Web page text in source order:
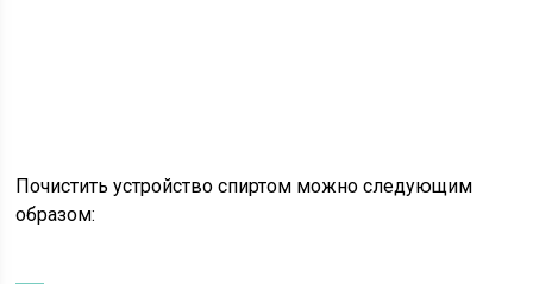
Почистить устройство спиртом можно следующим
образом: